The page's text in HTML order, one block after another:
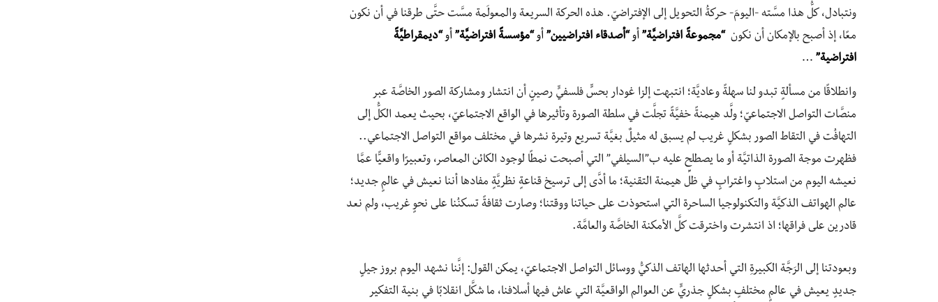
ونتبادل، كلُّ هذا مسَّته -اليومَ- حركةُ التحويل إلى الإفتراضيّ. هذه الحركة السريعة والمعولَمة مسَّت حتَّى طرقنا في أن نكون
معًا، إذ أصبح بالإمكان أن نكون “مجموعةً افتراضيَّة” أو “أصدقاء افتراضيين” أو “مؤسسةً افتراضيَّة” أو “ديمقراطيَّةً
افتراضية” …
وانطلاقًا من مسألةٍ تبدو لنا سهلةً وعاديَّة؛ انتبهت إلزا غودار بحسٍّ فلسفيٍّ رصينٍ أن انتشار ومشاركة الصور الخاصَّة عبر
منصَّات التواصل الاجتماعيّ؛ ولَّد هيمنةً خفيَّةً تجلَّت في سلطة الصورة وتأثيرها في الواقع الاجتماعيّ، بحيث يعمد الكلُّ إلى
التهافُت في التقاط الصور بشكلٍ غريب لم يسبق له مثيلٌ بغيَّة تسريع وتيرة نشرها في مختلف مواقع التواصل الاجتماعي..
فظهرت موجة الصورة الذاتيَّة أو ما يصطلح عليه ب”السيلفي” التي أصبحت نمطًا لوجود الكائن المعاصر، وتعبيرًا واقعيًّا عمَّا
نعيشه اليوم من استلابٍ واغترابٍ في ظلِّ هيمنة التقنية؛ ما أدَّى إلى ترسيخ قناعةٍ نظريَّةٍ مفادها أننا نعيش في عالمٍ جديد؛
عالم الهواتف الذكيَّة والتكنولوجيا الساحرة التي استحوذت على حياتنا ووقتنا؛ وصارت ثقافةً تسكنُنا على نحوٍ غريب، ولم نعد
قادرين على فراقها؛ اذ انتشرت واخترقت كلَّ الأمكنة الخاصَّة والعامَّة.
وبعودتنا إلى الرَجَّة الكبيرةِ التي أحدثها الهاتف الذكيُّ ووسائل التواصل الاجتماعيّ، يمكن القول: إنَّنا نشهد اليوم بروز جيلٍ
جديدٍ يعيش في عالمٍ مختلفٍ بشكلٍ جذريٍّ عن العوالم الواقعيَّة التي عاش فيها أسلافنا، ما شكَّل انقلابًا في بنية التفكير